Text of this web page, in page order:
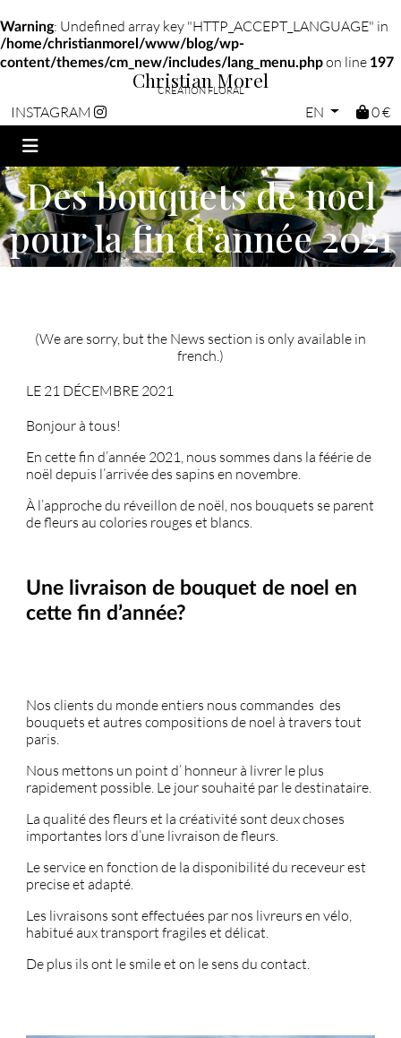
Warning: Undefined array key "HTTP_ACCEPT_LANGUAGE" in
/home/christianmorel/www/blog/wp-
content/themes/cm_new/includes/lang_menu.phpon line 197
INSTAGRAM
Christian Morel
CRÉATION FLORAL
EN 0 €
Des bouquets de noel
pour la fin d’année 2021
(We are sorry, but the News section is only available in
french.)
LE 21 DÉCEMBRE 2021
Bonjour à tous!
En cette fin d’année 2021, nous sommes dans la féérie de
noël depuis l’arrivée des sapins en novembre.
À l’approche du réveillon de noël, nos bouquets se parent
de fleurs au colories rouges et blancs.
Une livraison de bouquet de noel en
cette fin d’année?
Nos clients du monde entiers nous commandes des
bouquets et autres compositions de noel à travers tout
paris.
Nous mettons un point d’ honneur à livrer le plus
rapidement possible. Le jour souhaité par le destinataire.
La qualité des fleurs et la créativité sont deux choses
importantes lors d’une livraison de fleurs.
Le service en fonction de la disponibilité du receveur est
precise et adapté.
Les livraisons sont effectuées par nos livreurs en vélo,
habitué aux transport fragiles et délicat.
De plus ils ont le smile et on le sens du contact.